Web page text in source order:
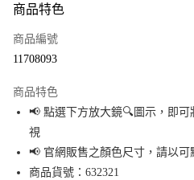
信用卡一次付款
Apple Pay
街口支付
悠遊付
商品特色
商品編號
11708093
商品特色
📢 點選下方放大鏡🔍圖示，即
視
📢 官網販售之顏色尺寸，請以可
商品貨號：632321